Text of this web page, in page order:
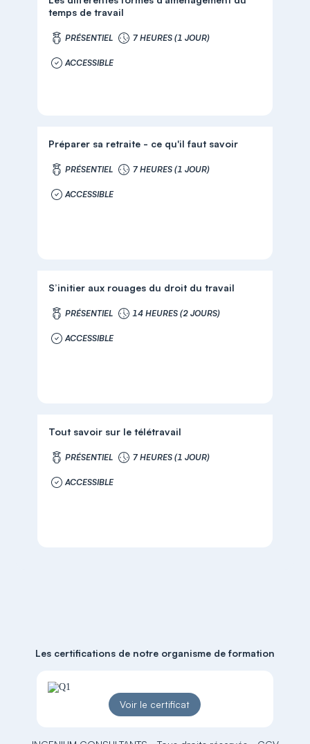
temps de travail
PRÉSENTIEL 7 HEURES (1 JOUR)
ACCESSIBLE
Préparer sa retraite - ce qu'il faut savoir
PRÉSENTIEL 7 HEURES (1 JOUR)
ACCESSIBLE
S’initier aux rouages du droit du travail
PRÉSENTIEL 14 HEURES (2 JOURS)
ACCESSIBLE
Tout savoir sur le télétravail
PRÉSENTIEL 7 HEURES (1 JOUR)
ACCESSIBLE
Les certifications de notre organisme de formation
Voir le certificat